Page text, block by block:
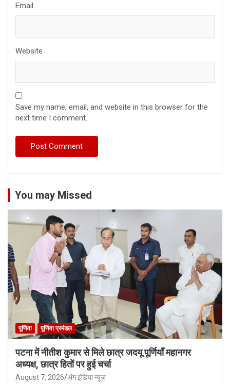
Email
Website
Save my name, email, and website in this browser for the
next time I comment.
You may Missed
पूर्णिया पूर्णिया प्रमंडल
पटना में नीतीश कुमार से मिले छात्र जदयू पूर्णियाँ महानगर
अध्यक्ष, छात्र हितों पर हुई चर्चा
August 7, 2026 अंग इंडिया न्यूज़